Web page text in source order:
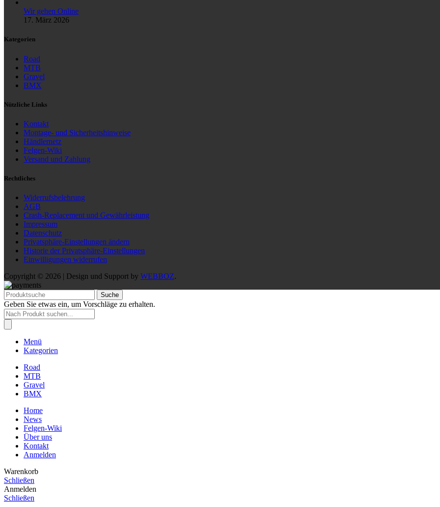
Wir gehen Online
17. März 2026
Kategorien
Road
MTB
Gravel
BMX
Nützliche Links
Kontakt
Montage- und Sicherheitshinweise
Händlernetz
Felgen-Wiki
Versand und Zahlung
Rechtliches
Widerrufsbelehrung
AGB
Crash-Replacement und Gewährleistung
Impressum
Datenschutz
Privatsphäre-Einstellungen ändern
Historie der Privatsphäre-Einstellungen
Einwilligungen widerrufen
Copyright © 2026 | Design und Support by WEBBOZ.
Suche
Geben Sie etwas ein, um Vorschläge zu erhalten.
Products
search
Menü
Kategorien
Road
MTB
Gravel
BMX
Home
News
Felgen-Wiki
Über uns
Kontakt
Anmelden
Warenkorb
Schließen
Anmelden
Schließen